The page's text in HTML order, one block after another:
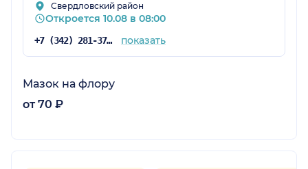
Свердловский район
Откроется 10.08 в 08:00
+7 (342) 281-37-73 показать
Мазок на флору
от 70 ₽